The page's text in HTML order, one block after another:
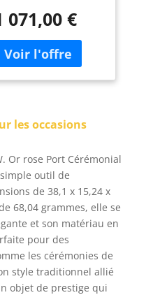
occasions
réfléchissant fièrement
aux États-
071,00 €
les occasions
Or rose Port Cérémonial
outil de
de 38,1 x 15,24 x
68,04 grammes, elle se
et son matériau en
pour des
les cérémonies de
style traditionnel allié
objet de prestige qui